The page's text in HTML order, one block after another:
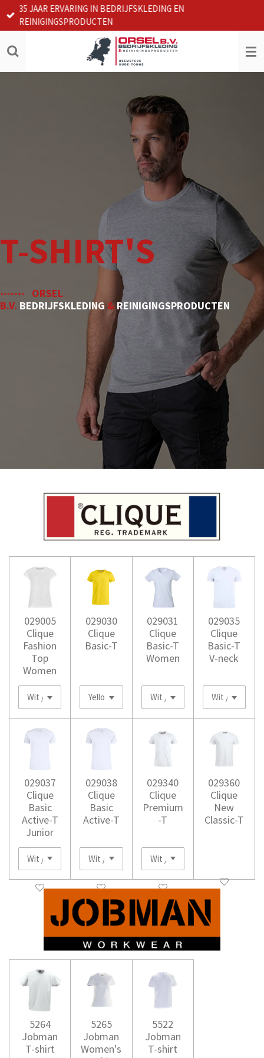
Ga
direct
de
35 JAAR ERVARING IN BEDRIJFSKLEDING EN
REINIGINGSPRODUCTEN
T-SHIRT'S
------- ORSEL
B.V. BEDRIJFSKLEDING& REINIGINGSPRODUCTEN
029005
Clique
Fashion
Top
Women
029030
Clique
Basic-T
029031
Clique
Basic-T
Women
029035
Clique
Basic-T
V-neck
029037
Clique
Basic
Active-T
Junior
029038
Clique
Basic
Active-T
029340
Clique
Premium
-T
029360
Clique
New
Classic-T
5264
Jobman
T-shirt
5265
Jobman
Women's
5522
Jobman
T-shirt